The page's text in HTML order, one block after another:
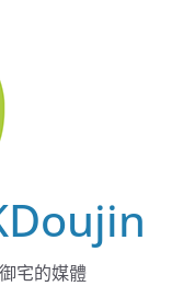
宅的媒體